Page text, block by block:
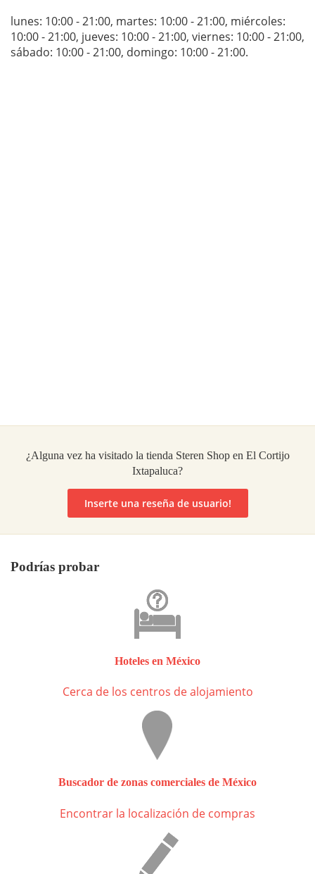
lunes: 10:00 - 21:00, martes: 10:00 - 21:00, miércoles:
10:00 - 21:00, jueves: 10:00 - 21:00, viernes: 10:00 - 21:00,
sábado: 10:00 - 21:00, domingo: 10:00 - 21:00.
¿Alguna vez ha visitado la tienda Steren Shop en El Cortijo
Ixtapaluca?
Inserte una reseña de usuario!
Podrías probar
Hoteles en México
Cerca de los centros de alojamiento
Buscador de zonas comerciales de México
Encontrar la localización de compras